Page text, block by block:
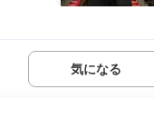
気になる